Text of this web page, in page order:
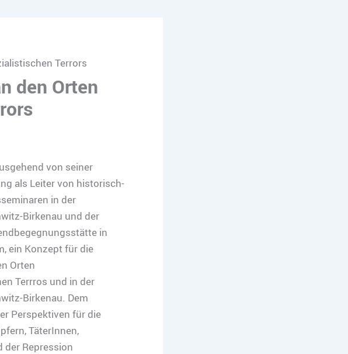
Terrors
den Orten
von seiner
als Leiter von historisch-
in der
Birkenau und der
in
ein Konzept für die
Orten
Terrros und in der
Birkenau. Dem
Perspektiven für die
TäterInnen,
der Repression